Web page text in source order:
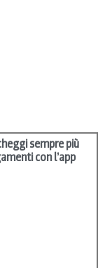
sempre più
con l’app